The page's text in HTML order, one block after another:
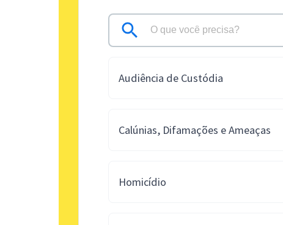
Audiência de Custódia
Calúnias, Difamações e Ameaças
Homicídio